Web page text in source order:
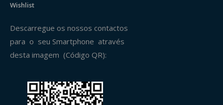
Wishlist
Descarregue os nossos contactos
para o seu Smartphone através
desta imagem (Código QR):